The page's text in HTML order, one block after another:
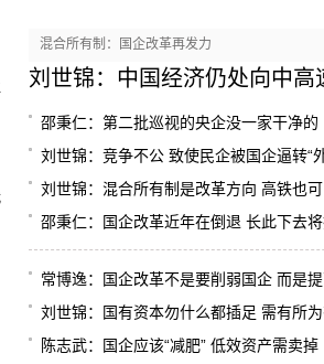
混合所有制：国企改革再发力
刘世锦：中国经济仍处向中高
邵秉仁：第二批巡视的央企没一家干净的
刘世锦：竞争不公 致使民企被国企逼转“
刘世锦：混合所有制是改革方向 高铁也
邵秉仁：国企改革近年在倒退 长此下去
常博逸：国企改革不是要削弱国企 而是
刘世锦：国有资本勿什么都插足 需有所
陈志武：国企应该“减肥” 低效资产需卖掉